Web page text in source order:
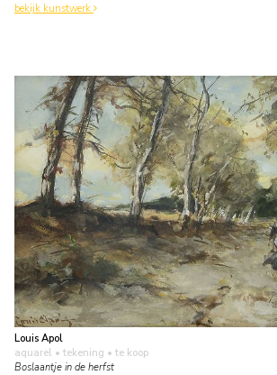
bekijk kunstwerk
Louis Apol
aquarel • tekening • te koop
Boslaantje in de herfst